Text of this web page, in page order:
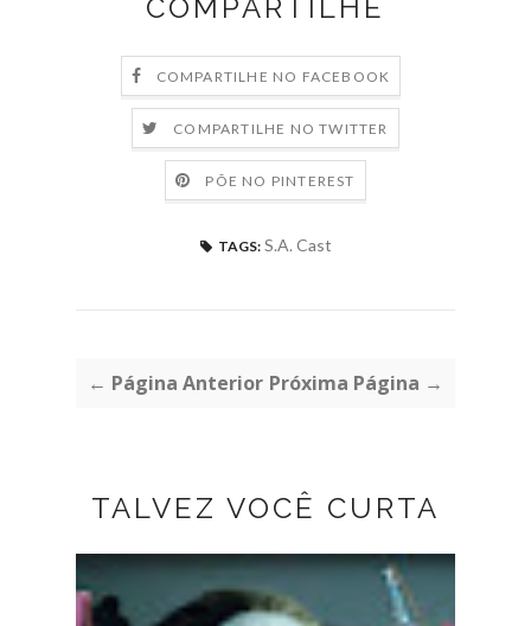
COMPARTILHE
COMPARTILHE NO FACEBOOK
COMPARTILHE NO TWITTER
PÕE NO PINTEREST
TAGS: S.A. Cast
← Página Anterior Próxima Página →
TALVEZ VOCÊ CURTA